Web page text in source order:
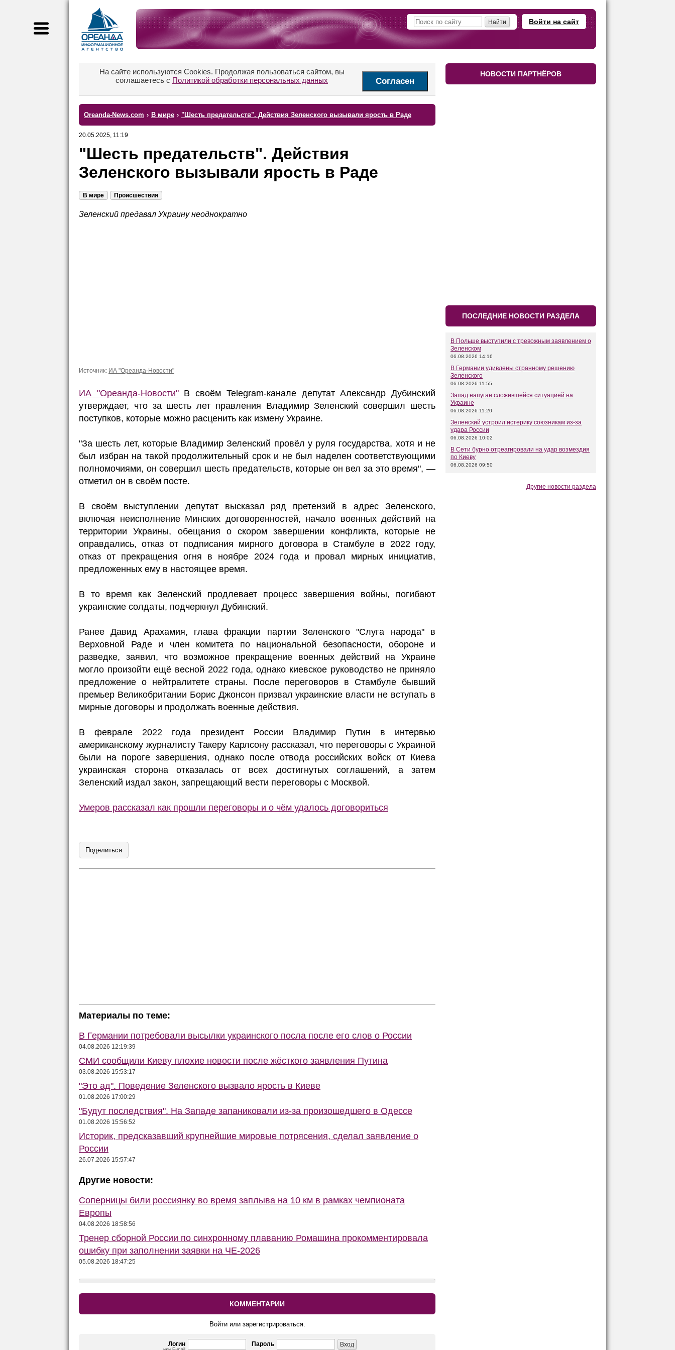
Войти на сайт
На сайте используются Cookies. Продолжая пользоваться сайтом, вы
соглашаетесь с Политикой обработки персональных данных Согласен
Oreanda-News.com › В мире › "Шесть предательств". Действия Зеленского вызывали ярость в Раде
20.05.2025, 11:19
"Шесть предательств". Действия
Зеленского вызывали ярость в Раде
В мире Происшествия
Зеленский предавал Украину неоднократно
Источник: ИА "Ореанда-Новости"
ИА "Ореанда-Новости"В своём Telegram-канале депутат Александр Дубинский
утверждает, что за шесть лет правления Владимир Зеленский совершил шесть
поступков, которые можно расценить как измену Украине.
"За шесть лет, которые Владимир Зеленский провёл у руля государства, хотя и не
был избран на такой продолжительный срок и не был наделен соответствующими
полномочиями, он совершил шесть предательств, которые он вел за это время", —
отметил он в своём посте.
В своём выступлении депутат высказал ряд претензий в адрес Зеленского,
включая неисполнение Минских договоренностей, начало военных действий на
территории Украины, обещания о скором завершении конфликта, которые не
оправдались, отказ от подписания мирного договора в Стамбуле в 2022 году,
отказ от прекращения огня в ноябре 2024 года и провал мирных инициатив,
предложенных ему в настоящее время.
В то время как Зеленский продлевает процесс завершения войны, погибают
украинские солдаты, подчеркнул Дубинский.
Ранее Давид Арахамия, глава фракции партии Зеленского "Слуга народа" в
Верховной Раде и член комитета по национальной безопасности, обороне и
разведке, заявил, что возможное прекращение военных действий на Украине
могло произойти ещё весной 2022 года, однако киевское руководство не приняло
предложение о нейтралитете страны. После переговоров в Стамбуле бывший
премьер Великобритании Борис Джонсон призвал украинские власти не вступать в
мирные договоры и продолжать военные действия.
В феврале 2022 года президент России Владимир Путин в интервью
американскому журналисту Такеру Карлсону рассказал, что переговоры с Украиной
были на пороге завершения, однако после отвода российских войск от Киева
украинская сторона отказалась от всех достигнутых соглашений, а затем
Зеленский издал закон, запрещающий вести переговоры с Москвой.
Умеров рассказал как прошли переговоры и о чём удалось договориться
Поделиться
Материалы по теме:
В Германии потребовали высылки украинского посла после его слов о России
04.08.2026 12:19:39
СМИ сообщили Киеву плохие новости после жёсткого заявления Путина
03.08.2026 15:53:17
"Это ад". Поведение Зеленского вызвало ярость в Киеве
01.08.2026 17:00:29
"Будут последствия". На Западе запаниковали из-за произошедшего в Одессе
01.08.2026 15:56:52
Историк, предсказавший крупнейшие мировые потрясения, сделал заявление о
России
26.07.2026 15:57:47
Другие новости:
Соперницы били россиянку во время заплыва на 10 км в рамках чемпионата
Европы
04.08.2026 18:58:56
Тренер сборной России по синхронному плаванию Ромашина прокомментировала
ошибку при заполнении заявки на ЧЕ-2026
05.08.2026 18:47:25
КОММЕНТАРИИ
Войти или зарегистрироваться.
Логин Пароль
НОВОСТИ ПАРТНЁРОВ
ПОСЛЕДНИЕ НОВОСТИ РАЗДЕЛА
В Польше выступили с тревожным заявлением о
Зеленском
06.08.2026 14:16
В Германии удивлены странному решению
Зеленского
06.08.2026 11:55
Запад напуган сложившейся ситуацией на
Украине
06.08.2026 11:20
Зеленский устроил истерику союзникам из-за
удара России
06.08.2026 10:02
В Сети бурно отреагировали на удар возмездия
по Киеву
06.08.2026 09:50
Другие новости раздела